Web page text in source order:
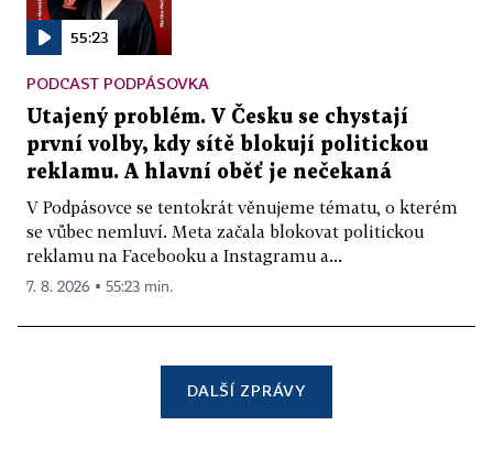
55:23
PODCAST PODPÁSOVKA
Utajený problém. V Česku se chystají
první volby, kdy sítě blokují politickou
reklamu. A hlavní oběť je nečekaná
V Podpásovce se tentokrát věnujeme tématu, o kterém
se vůbec nemluví. Meta začala blokovat politickou
reklamu na Facebooku a Instagramu a...
7. 8. 2026 ▪ 55:23 min.
DALŠÍ ZPRÁVY